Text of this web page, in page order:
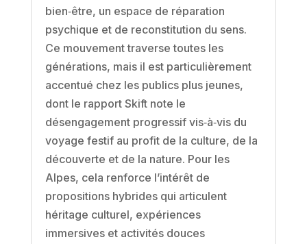
bien‑être, un espace de réparation
psychique et de reconstitution du sens.
Ce mouvement traverse toutes les
générations, mais il est particulièrement
accentué chez les publics plus jeunes,
dont le rapport Skift note le
désengagement progressif vis‑à‑vis du
voyage festif au profit de la culture, de la
découverte et de la nature. Pour les
Alpes, cela renforce l’intérêt de
propositions hybrides qui articulent
héritage culturel, expériences
immersives et activités douces